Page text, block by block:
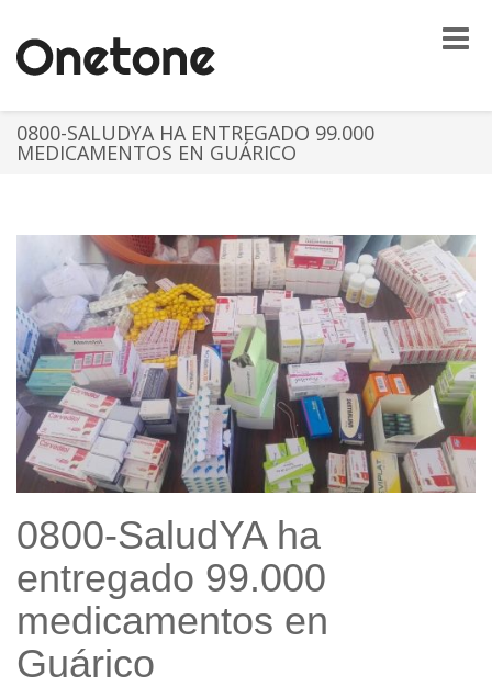
Toggle
0800-SALUDYA HA ENTREGADO 99.000
MEDICAMENTOS EN GUÁRICO
0800-SaludYA ha
entregado 99.000
medicamentos en
Guárico